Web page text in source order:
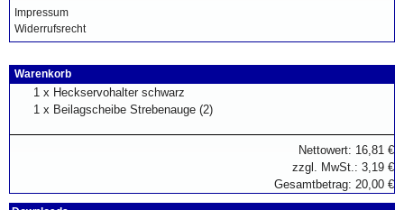
Impressum
Widerrufsrecht
Warenkorb
1 x Heckservohalter schwarz
1 x Beilagscheibe Strebenauge (2)
Nettowert: 16,81 €
zzgl. MwSt.: 3,19 €
Gesamtbetrag: 20,00 €